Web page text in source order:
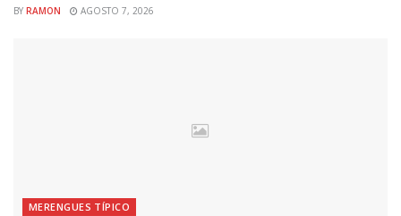
BY RAMON AGOSTO 7, 2026
MERENGUES TÍPICO